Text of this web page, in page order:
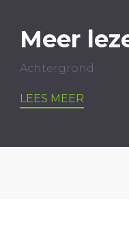
Meer
Achtergrond
LEES MEER